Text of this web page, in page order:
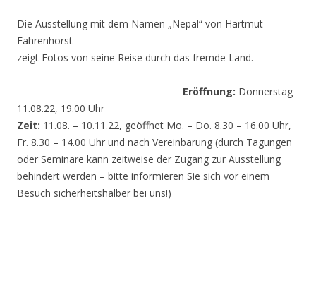
Die Ausstellung mit dem Namen „Nepal“ von Hartmut
Fahrenhorst
zeigt Fotos von seine Reise durch das fremde Land.
Eröffnung: Donnerstag
11.08.22, 19.00 Uhr
Zeit: 11.08. – 10.11.22, geöffnet Mo. – Do. 8.30 – 16.00 Uhr,
Fr. 8.30 – 14.00 Uhr und nach Vereinbarung (durch Tagungen
oder Seminare kann zeitweise der Zugang zur Ausstellung
behindert werden – bitte informieren Sie sich vor einem
Besuch sicherheitshalber bei uns!)